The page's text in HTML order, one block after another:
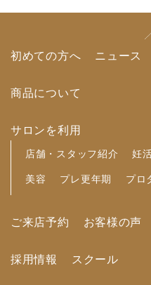
初めての方へ ニュース
商品について
サロンを利用
店舗・スタッフ紹介
妊
美容 プレ更年期 プロ
ご来店予約 お客様の声
採用情報 スクール